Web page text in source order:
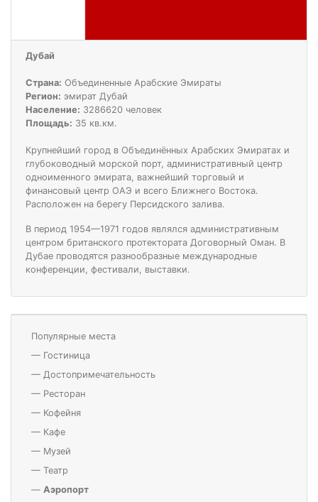
Дубай
Страна: Объединенные Арабские Эмираты
Регион: эмират Дубай
Население: 3286620 человек
Площадь: 35 кв.км.
Крупнейший город в Объединённых Арабских Эмиратах и
глубоководный морской порт, административный центр
одноименного эмирата, важнейший торговый и
финансовый центр ОАЭ и всего Ближнего Востока.
Расположен на берегу Персидского залива.
В период 1954—1971 годов являлся административным
центром британского протектората Договорный Оман. В
Дубае проводятся разнообразные международные
конференции, фестивали, выставки.
Популярные места
— Гостиница
— Достопримечательность
— Ресторан
— Кофейня
— Кафе
— Музей
— Театр
— Аэропорт